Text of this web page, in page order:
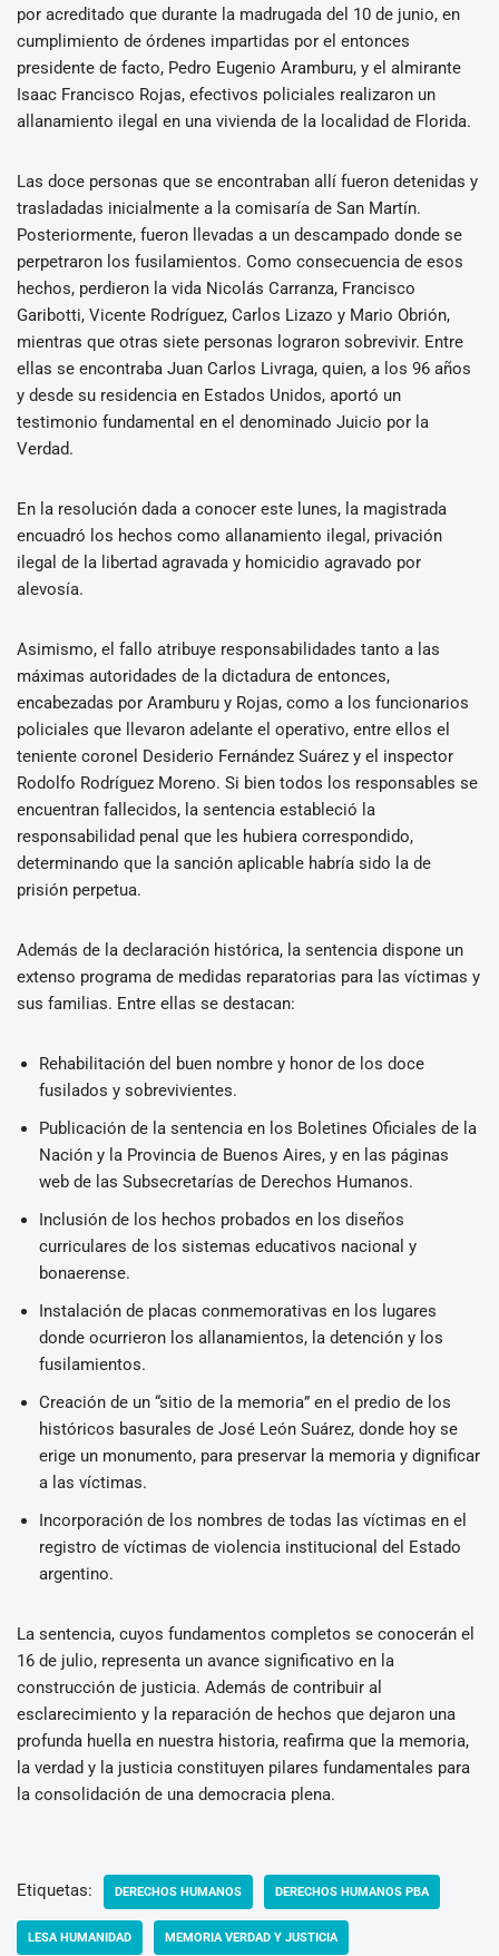
por acreditado que durante la madrugada del 10 de junio, en
cumplimiento de órdenes impartidas por el entonces
presidente de facto, Pedro Eugenio Aramburu, y el almirante
Isaac Francisco Rojas, efectivos policiales realizaron un
allanamiento ilegal en una vivienda de la localidad de Florida.
Las doce personas que se encontraban allí fueron detenidas y
trasladadas inicialmente a la comisaría de San Martín.
Posteriormente, fueron llevadas a un descampado donde se
perpetraron los fusilamientos. Como consecuencia de esos
hechos, perdieron la vida Nicolás Carranza, Francisco
Garibotti, Vicente Rodríguez, Carlos Lizazo y Mario Obrión,
mientras que otras siete personas lograron sobrevivir. Entre
ellas se encontraba Juan Carlos Livraga, quien, a los 96 años
y desde su residencia en Estados Unidos, aportó un
testimonio fundamental en el denominado Juicio por la
Verdad.
En la resolución dada a conocer este lunes, la magistrada
encuadró los hechos como allanamiento ilegal, privación
ilegal de la libertad agravada y homicidio agravado por
alevosía.
Asimismo, el fallo atribuye responsabilidades tanto a las
máximas autoridades de la dictadura de entonces,
encabezadas por Aramburu y Rojas, como a los funcionarios
policiales que llevaron adelante el operativo, entre ellos el
teniente coronel Desiderio Fernández Suárez y el inspector
Rodolfo Rodríguez Moreno. Si bien todos los responsables se
encuentran fallecidos, la sentencia estableció la
responsabilidad penal que les hubiera correspondido,
determinando que la sanción aplicable habría sido la de
prisión perpetua.
Además de la declaración histórica, la sentencia dispone un
extenso programa de medidas reparatorias para las víctimas y
sus familias. Entre ellas se destacan:
Rehabilitación del buen nombre y honor de los doce
fusilados y sobrevivientes.
Publicación de la sentencia en los Boletines Oficiales de la
Nación y la Provincia de Buenos Aires, y en las páginas
web de las Subsecretarías de Derechos Humanos.
Inclusión de los hechos probados en los diseños
curriculares de los sistemas educativos nacional y
bonaerense.
Instalación de placas conmemorativas en los lugares
donde ocurrieron los allanamientos, la detención y los
fusilamientos.
Creación de un “sitio de la memoria” en el predio de los
históricos basurales de José León Suárez, donde hoy se
erige un monumento, para preservar la memoria y dignificar
a las víctimas.
Incorporación de los nombres de todas las víctimas en el
registro de víctimas de violencia institucional del Estado
argentino.
La sentencia, cuyos fundamentos completos se conocerán el
16 de julio, representa un avance significativo en la
construcción de justicia. Además de contribuir al
esclarecimiento y la reparación de hechos que dejaron una
profunda huella en nuestra historia, reafirma que la memoria,
la verdad y la justicia constituyen pilares fundamentales para
la consolidación de una democracia plena.
Etiquetas: DERECHOS HUMANOS DERECHOS HUMANOS PBA
LESA HUMANIDAD MEMORIA VERDAD Y JUSTICIA